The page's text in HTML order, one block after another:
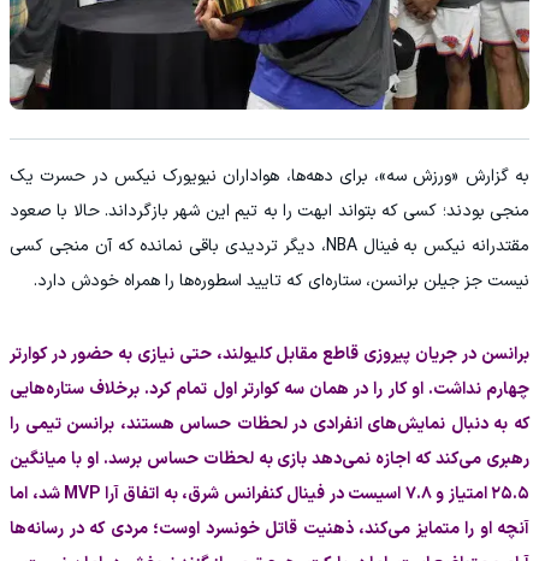
به گزارش «ورزش سه»، برای دهه‌ها، هواداران نیویورک نیکس در حسرت یک
منجی بودند؛ کسی که بتواند ابهت را به تیم این شهر بازگرداند. حالا با صعود
مقتدرانه نیکس به فینال NBA، دیگر تردیدی باقی نمانده که آن منجی کسی
نیست جز جیلن برانسن، ستاره‌ای که تایید اسطوره‌ها را همراه خودش دارد.
برانسن در جریان پیروزی قاطع مقابل کلیولند، حتی نیازی به حضور در کوارتر
چهارم نداشت. او کار را در همان سه کوارتر اول تمام کرد. برخلاف ستاره‌هایی
که به دنبال نمایش‌های انفرادی در لحظات حساس هستند، برانسن تیمی را
رهبری می‌کند که اجازه نمی‌دهد بازی به لحظات حساس برسد. او با میانگین
۲۵.۵ امتیاز و ۷.۸ اسیست در فینال کنفرانس شرق، به اتفاق آرا MVP شد، اما
آنچه او را متمایز می‌کند، ذهنیت قاتل خونسرد اوست؛ مردی که در رسانه‌ها